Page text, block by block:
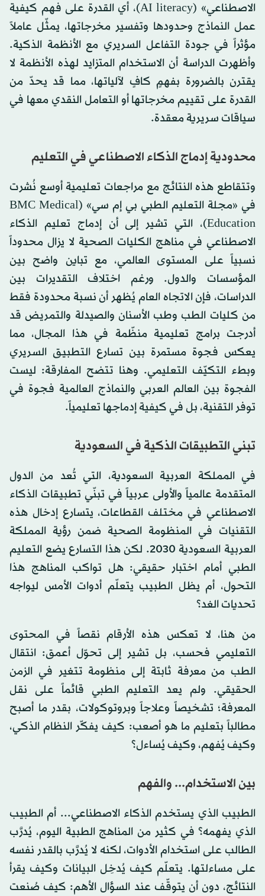
الاصطناعي» (AI literacy)، أي القدرة على فهم كيفية
عمل النماذج وحدودها وتفسير مخرجاتها، يمثّل عاملاً
مؤثراً في جودة التفاعل السريري مع الأنظمة الذكية.
وأظهرت الدراسة أن الاستخدام المتزايد لهذه الأنظمة لا
يقترن بالضرورة بفهمٍ كافٍ لآلياتها، مما قد يحدّ من
القدرة على تقييم مخرجاتها أو التعامل النقدي معها في
سياقات سريرية معقدة.
محدودية إدماج الذكاء الاصطناعي في التعليم
وتتقاطع هذه النتائج مع مراجعات تعليمية أوسع نُشرت
في «مجلة التعليم الطبي بي إم سي» (BMC Medical
Education)، التي تشير إلى أن إدماج تعليم الذكاء
الاصطناعي في مناهج الكليات الصحية لا يزال محدوداً
نسبياً على المستوى العالمي، مع تباين واضح بين
المؤسسات والدول. ورغم اختلاف التقديرات بين
الدراسات، فإن الاتجاه العام يُظهر أن نسبة محدودة فقط
من كليات الطب وطب الأسنان والصيدلة والتمريض قد
أدرجت برامج تعليمية منظّمة في هذا المجال، مما
يعكس فجوة مستمرة بين تسارع التطبيق السريري
وبطء التكيّف التعليمي. وهنا تتضح المفارقة: ليست
الفجوة بين العالم العربي والنماذج العالمية فجوة في
توفر التقنية، بل في كيفية إدماجها تعليمياً.
تبني التطبيقات الذكية في السعودية
في المملكة العربية السعودية، التي تُعد من الدول
المتقدمة عالمياً والأولى عربياً في تبنّي تطبيقات الذكاء
الاصطناعي في مختلف القطاعات، يتسارع إدخال هذه
التقنيات في المنظومة الصحية ضمن رؤية المملكة
العربية السعودية 2030. لكن هذا التسارع يضع التعليم
الطبي أمام اختبار حقيقي: هل تواكب المناهج هذا
التحول، أم يظل الطبيب يتعلّم أدوات الأمس ليواجه
تحديات الغد؟
من هنا، لا تعكس هذه الأرقام نقصاً في المحتوى
التعليمي فحسب، بل تشير إلى تحوّل أعمق: انتقال
الطب من معرفة ثابتة إلى منظومة تتغير في الزمن
الحقيقي. ولم يعد التعليم الطبي قائماً على نقل
المعرفة؛ تشخيصاً وعلاجاً وبروتوكولات، بقدر ما أصبح
مطالباً بتعليم ما هو أصعب: كيف يفكّر النظام الذكي،
وكيف يُفهم، وكيف يُساءل؟
بين الاستخدام... والفهم
الطبيب الذي يستخدم الذكاء الاصطناعي... أم الطبيب
الذي يفهمه؟ في كثير من المناهج الطبية اليوم، يُدرَّب
الطالب على استخدام الأدوات، لكنه لا يُدرَّب بالقدر نفسه
على مساءلتها. يتعلّم كيف يُدخِل البيانات وكيف يقرأ
النتائج، دون أن يتوقّف عند السؤال الأهم: كيف صُنعت